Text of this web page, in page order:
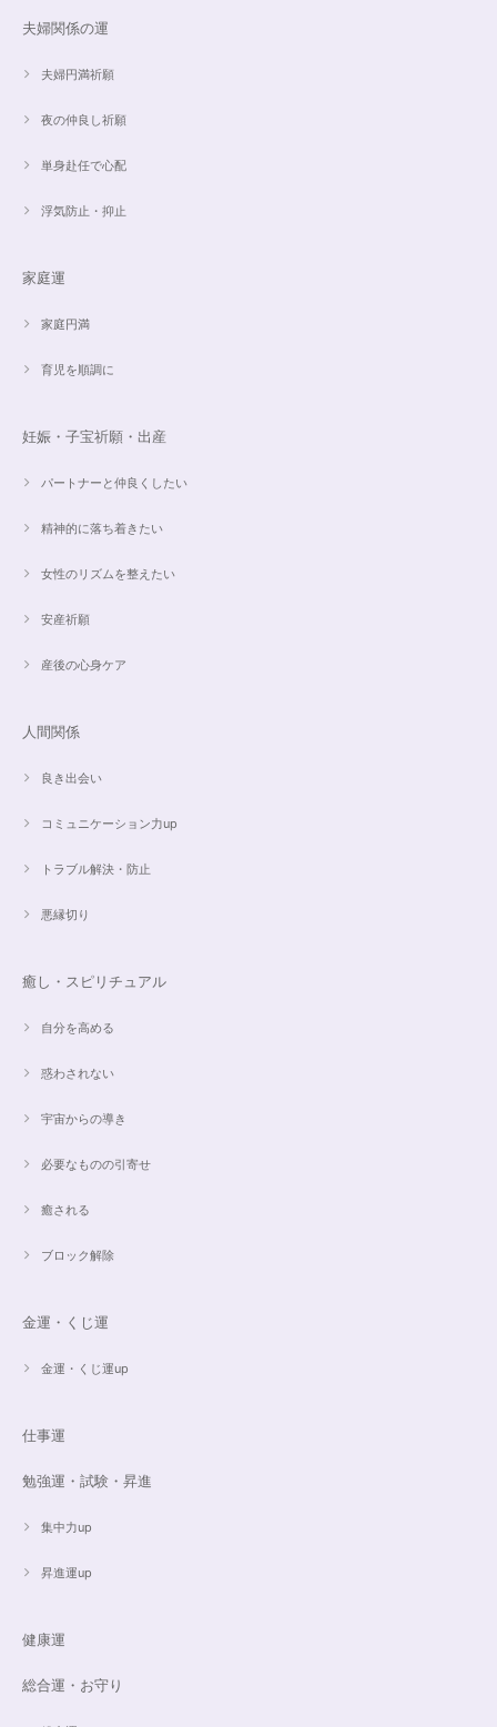
夫婦関係の運
夫婦円満祈願
夜の仲良し祈願
単身赴任で心配
浮気防止・抑止
家庭運
家庭円満
育児を順調に
妊娠・子宝祈願・出産
パートナーと仲良くしたい
精神的に落ち着きたい
女性のリズムを整えたい
安産祈願
産後の心身ケア
人間関係
良き出会い
コミュニケーション力up
トラブル解決・防止
悪縁切り
癒し・スピリチュアル
自分を高める
惑わされない
宇宙からの導き
必要なものの引寄せ
癒される
ブロック解除
金運・くじ運
金運・くじ運up
仕事運
勉強運・試験・昇進
集中力up
昇進運up
健康運
総合運・お守り